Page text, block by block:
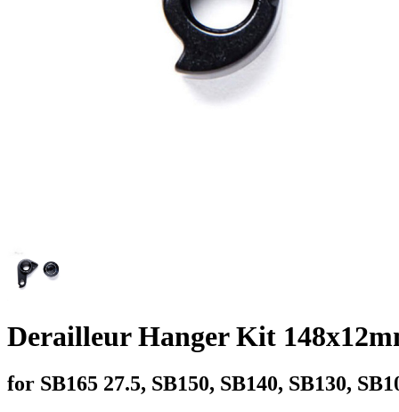
Derailleur Hanger Kit
for SB165 27.5, SB150, SB140, SB130,